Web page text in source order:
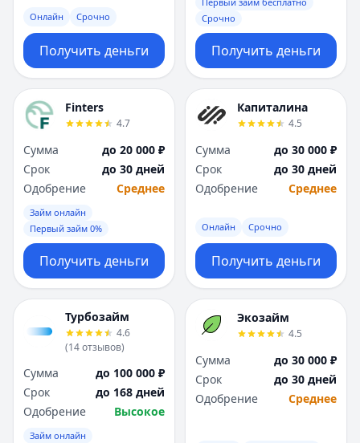
Онлайн Срочно
Получить деньги
Срочно
Получить деньги
Finters
4.7
Сумма
до 20 000 ₽
Срок
до 30 дней
Одобрение
Среднее
Займ онлайн
Первый займ 0%
Получить деньги
Капиталина
4.5
Сумма
до 30 000 ₽
Срок
до 30 дней
Одобрение
Среднее
Онлайн Срочно
Получить деньги
Турбозайм
4.6
(14отзывов)
Сумма
до 100 000 ₽
Срок
до 168 дней
Одобрение
Высокое
Займ онлайн
Экозайм
4.5
Сумма
до 30 000 ₽
Срок
до 30 дней
Одобрение
Среднее